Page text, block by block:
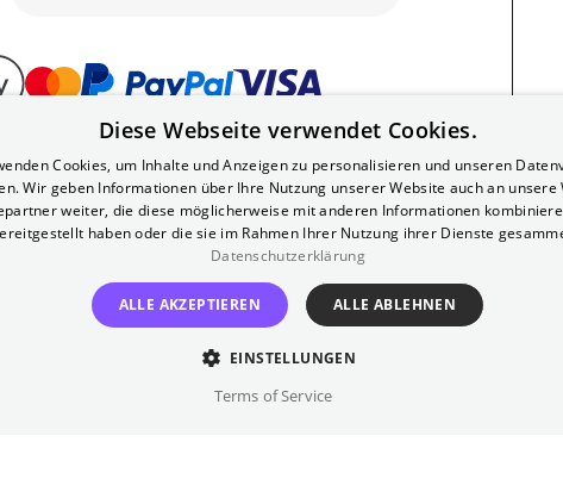
Registriere dich kostenlos für bis zu 90
Vorstellungen. Unlimited-Mitglied?
kostenlosen Yorck-Mitgliedskonto
Diese Webseite verwendet Cookies.
Cookies, um Inhalte und Anzeigen zu personalisieren und unseren
Wir geben Informationen über Ihre Nutzung unserer Website auch an unsere
weiter, die diese möglicherweise mit anderen Informationen
haben oder die sie im Rahmen Ihrer Nutzung ihrer Dienste
Datenschutzerklärung
ALLE AKZEPTIEREN ALLE ABLEHNEN
EINSTELLUNGEN
Terms of Service